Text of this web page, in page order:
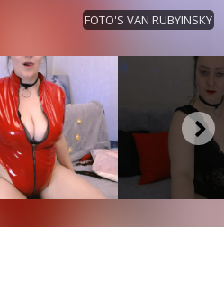
FOTO'S VAN RUBYINSKY